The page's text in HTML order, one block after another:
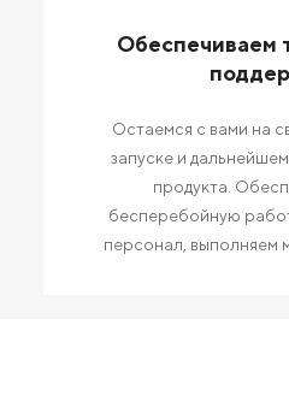
Обеспечиваем
Остаемся с вами на
запуске и
продукта.
бесперебойную
персонал, выполняем